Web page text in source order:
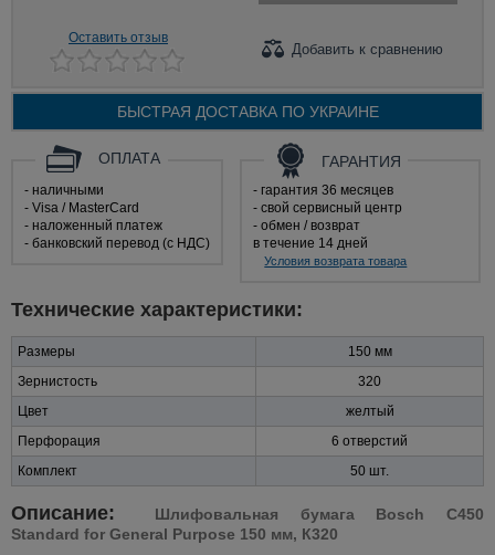
Оставить отзыв
Добавить к сравнению
БЫСТРАЯ ДОСТАВКА ПО УКРАИНЕ
ОПЛАТА
- наличными
- Visa / MasterCard
- наложенный платеж
- банковский перевод (с НДС)
ГАРАНТИЯ
- гарантия 36 месяцев
- свой сервисный центр
- обмен / возврат
в течение 14 дней
Условия возврата товара
Технические характеристики:
Размеры
150 мм
Зернистость
320
Цвет
желтый
Перфорация
6 отверстий
Комплект
50 шт.
Описание:
Шлифовальная бумага Bosch C450
Standard for General Purpose 150 мм, К320